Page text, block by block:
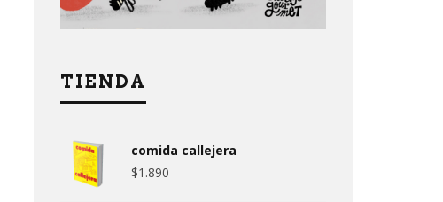
TIENDA
comida callejera
$1.890